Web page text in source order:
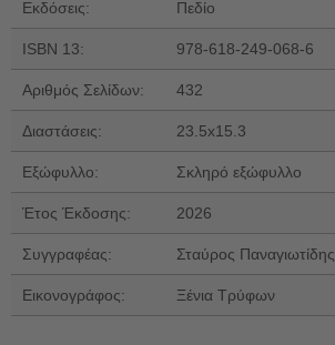
Εκδόσεις: Πεδίο
ISBN 13: 978-618-249-068-6
Αριθμός Σελίδων: 432
Διαστάσεις: 23.5x15.3
Εξώφυλλο: Σκληρό εξώφυλλο
Έτος Έκδοσης: 2026
Συγγραφέας: Σταύρος Παναγιωτίδης
Εικονογράφος: Ξένια Τρύφων